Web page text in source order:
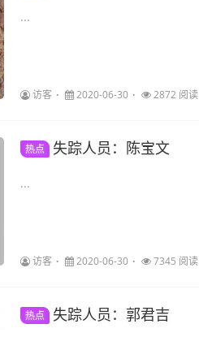
...
访客 2020-06-30 2872 阅读
热点 失踪人员：陈宝文
...
访客 2020-06-30 7345 阅读
热点 失踪人员：郭君吉